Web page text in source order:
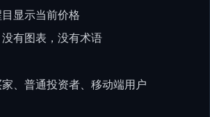
显示当前价格
有图表，没有术语
、普通投资者、移动端用户